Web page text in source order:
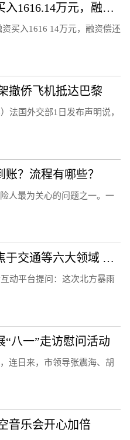
招标股份：8月1日融资买入1616.14万元，融资融券余额8902.62万元
买入1616 14万元，融资偿还
撤侨飞机抵达巴黎
法国外交部1日发布声明说，
？流程有哪些？
人最为关心的问题之一。一
设研院：公司是一家聚焦于交通等六大领域 为建设工程提供专业技术服务以及其他延伸服务的工程咨询公司
动平台提问：这次北方暴雨
八一”走访慰问活动
连日来，市领导张震海、胡
音乐会开心加倍